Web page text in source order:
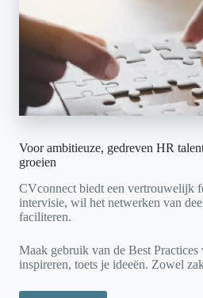
Voor ambitieuze, gedreven HR
groeien
CVconnect biedt een vertrouwelijk
intervisie, wil het netwerken van
faciliteren.
Maak gebruik van de Best Practices
inspireren, toets je ideeën. Zowel